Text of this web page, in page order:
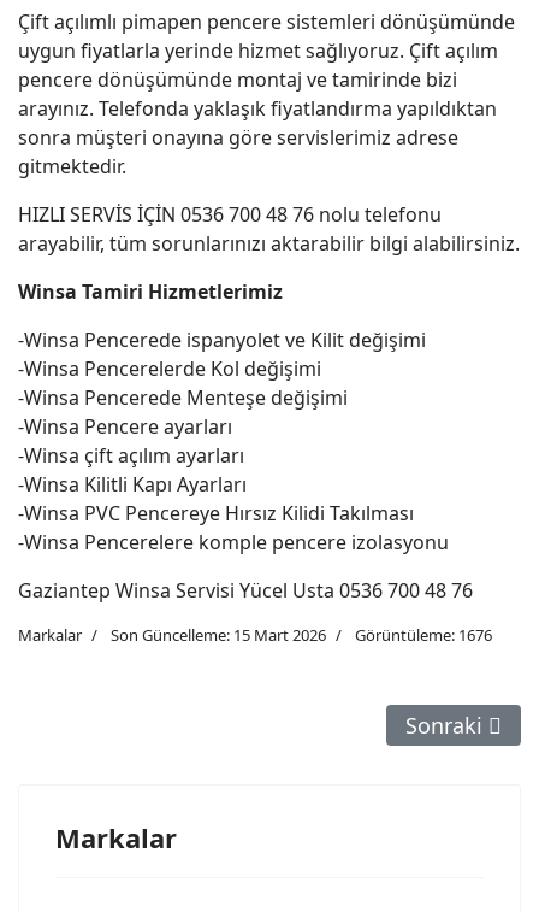
Çift açılımlı pimapen pencere sistemleri dönüşümünde
uygun fiyatlarla yerinde hizmet sağlıyoruz. Çift açılım
pencere dönüşümünde montaj ve tamirinde bizi
arayınız. Telefonda yaklaşık fiyatlandırma yapıldıktan
sonra müşteri onayına göre servislerimiz adrese
gitmektedir.
HIZLI SERVİS İÇİN 0536 700 48 76 nolu telefonu
arayabilir, tüm sorunlarınızı aktarabilir bilgi alabilirsiniz.
Winsa Tamiri Hizmetlerimiz
-Winsa Pencerede ispanyolet ve Kilit değişimi
-Winsa Pencerelerde Kol değişimi
-Winsa Pencerede Menteşe değişimi
-Winsa Pencere ayarları
-Winsa çift açılım ayarları
-Winsa Kilitli Kapı Ayarları
-Winsa PVC Pencereye Hırsız Kilidi Takılması
-Winsa Pencerelere komple pencere izolasyonu
Gaziantep Winsa Servisi Yücel Usta 0536 700 48 76
Markalar Son Güncelleme: 15 Mart 2026 Görüntüleme: 1676
Sonraki
Sonraki
Markalar